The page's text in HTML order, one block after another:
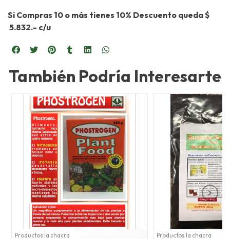
Si Compras 10 o más tienes 10% Descuento queda $
5.832.- c/u
También Podría Interesarte
Productos la chacra Productos la chacra